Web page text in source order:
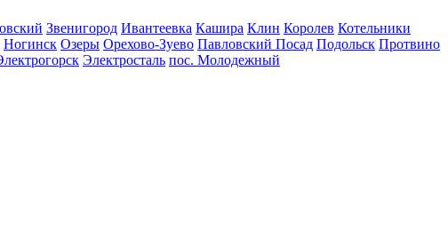
Звенигород Ивантеевка Кашира Клин Королев Котельники
Ногинск Озеры Орехово-Зуево Павловский Посад Подольск Протвино
Электросталь пос. Молодежный